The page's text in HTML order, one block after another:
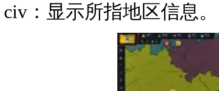
civ：显示所指地区信息。